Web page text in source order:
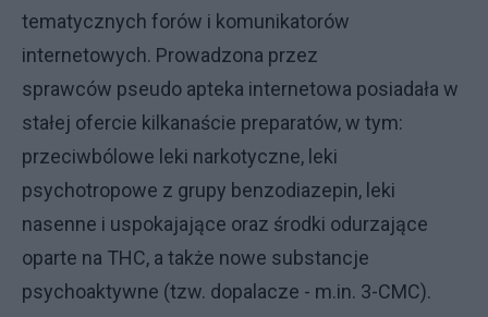
tematycznych forów i komunikatorów
internetowych. Prowadzona przez
sprawców pseudo apteka internetowa posiadała w
stałej ofercie kilkanaście preparatów, w tym:
przeciwbólowe leki narkotyczne, leki
psychotropowe z grupy benzodiazepin, leki
nasenne i uspokajające oraz środki odurzające
oparte na THC, a także nowe substancje
psychoaktywne (tzw. dopalacze - m.in. 3-CMC).